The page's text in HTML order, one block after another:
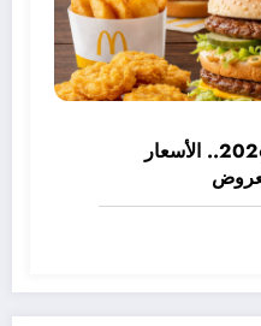
منيو ماكدونالدز السعودية 2026.. الأسعار